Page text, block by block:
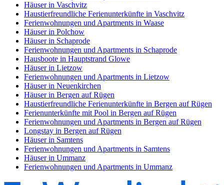
Häuser in Vaschvitz
Haustierfreundliche Ferienunterkünfte in Vaschvitz
Ferienwohnungen und Apartments in Waase
Häuser in Polchow
Häuser in Schaprode
Ferienwohnungen und Apartments in Schaprode
Hausboote in Hauptstrand Glowe
Häuser in Lietzow
Ferienwohnungen und Apartments in Lietzow
Häuser in Neuenkirchen
Häuser in Bergen auf Rügen
Haustierfreundliche Ferienunterkünfte in Bergen auf Rügen
Ferienunterkünfte mit Pool in Bergen auf Rügen
Ferienwohnungen und Apartments in Bergen auf Rügen
Longstay in Bergen auf Rügen
Häuser in Samtens
Ferienwohnungen und Apartments in Samtens
Häuser in Ummanz
Ferienwohnungen und Apartments in Ummanz